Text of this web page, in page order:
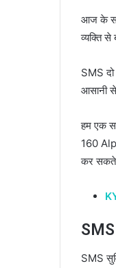
आज के
व्यक्ति
SMS
आसानी
हम एक
160
कर सकते
SMS
SMS